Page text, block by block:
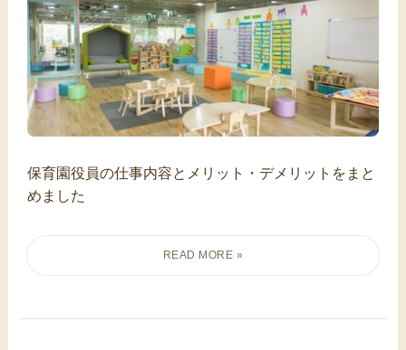
保育園役員の仕事内容とメリット・デメリットをまと
めました